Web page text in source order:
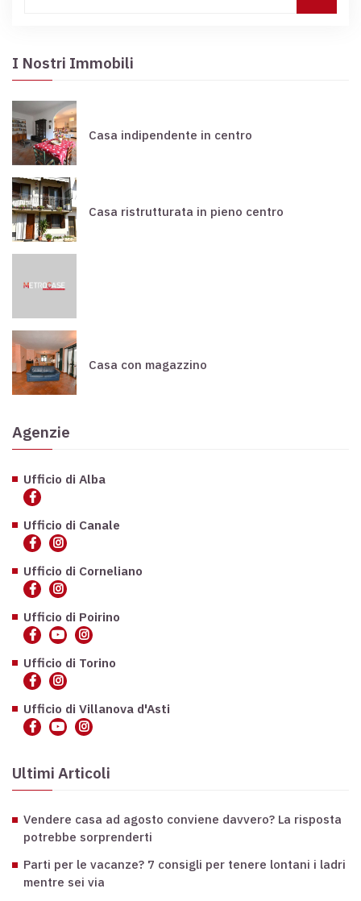
I Nostri Immobili
Casa indipendente in centro
Casa ristrutturata in pieno centro
Casa con magazzino
Agenzie
Ufficio di Alba
Ufficio di Canale
Ufficio di Corneliano
Ufficio di Poirino
Ufficio di Torino
Ufficio di Villanova d'Asti
Ultimi Articoli
Vendere casa ad agosto conviene davvero? La risposta
potrebbe sorprenderti
Parti per le vacanze? 7 consigli per tenere lontani i ladri
mentre sei via